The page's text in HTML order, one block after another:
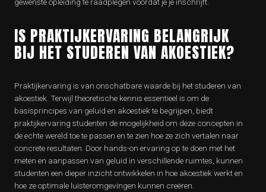
IS PRAKTIJKERVARING BELANGRIJK
BIJ HET STUDEREN VAN AKOESTIEK?
Praktijkervaring is van onschatbare waarde bij het studeren van
akoestiek. Terwijl theoretische kennis essentieel is om de
basisprincipes van geluid en akoestiek te begrijpen, biedt
praktijkervaring studenten de mogelijkheid om deze concepten in
de echte wereld toe te passen en te zien hoe ze zich vertalen naar
concrete resultaten. Door hands-on ervaring op te doen met het
meten en aanpassen van geluid in verschillende ruimtes, kunnen
studenten een dieper inzicht ontwikkelen in hoe akoestiek werkt en
hoe ze optimale luisteromgevingen kunnen creëren.